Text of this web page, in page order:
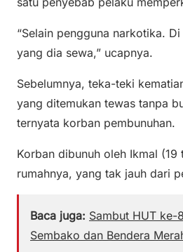
“Selain pengguna narkotika.
yang dia sewa,” ucapnya.
Sebelumnya, teka-teki
yang ditemukan tewas tanpa
ternyata korban pembunuhan.
Korban dibunuh oleh Ikmal
rumahnya, yang tak jauh dari
Baca juga: Sambut HUT ke-
Sembako dan Bendera